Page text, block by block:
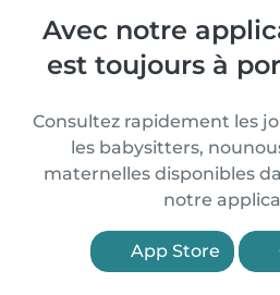
Avec notre
est toujours à
Consultez rapidement les
les babysitters,
maternelles disponibles
notre
App Store